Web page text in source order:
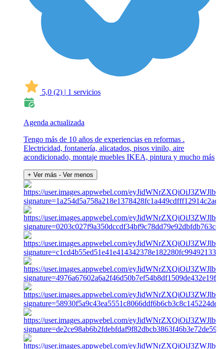
5,0 (2) | 1 servicios
Agenda actualizada
Tengo más de 10 años de experiencias en reformas .
Electricidad, fontanería, alicatados, pisos vinilo, aire
acondicionado, montaje muebles IKEA, pintura y mucho más
+ Ver más - Ver menos